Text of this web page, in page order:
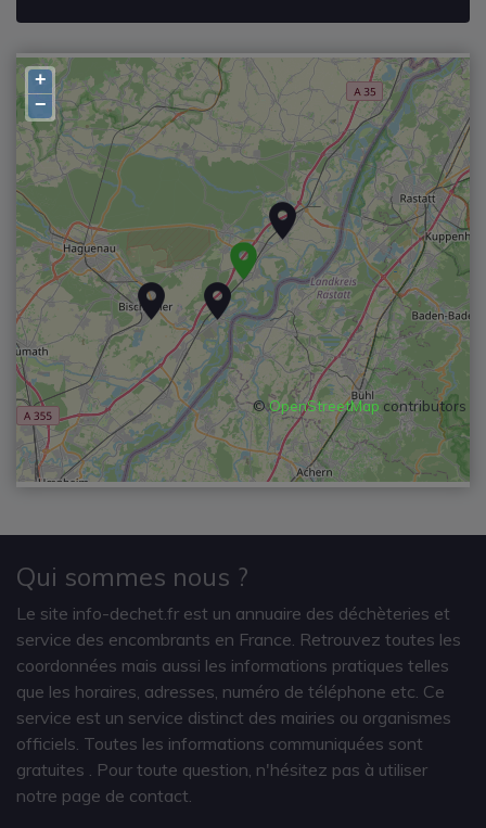
+
−
©OpenStreetMapcontributors
Qui sommes nous ?
Le site info-dechet.fr est un annuaire des déchèteries et
service des encombrants en France. Retrouvez toutes les
coordonnées mais aussi les informations pratiques telles
que les horaires, adresses, numéro de téléphone etc. Ce
service est un service distinct des mairies ou organismes
officiels. Toutes les informations communiquées sont
gratuites
. Pour toute question, n'hésitez pas à utiliser
notre page de contact.